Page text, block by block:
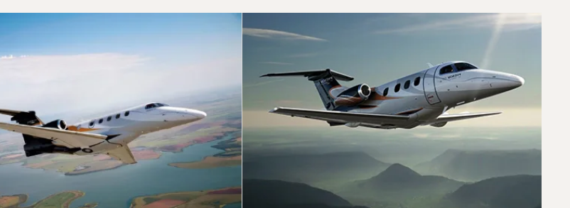
модели воздушных судов по числу полётных движений в 2025 году